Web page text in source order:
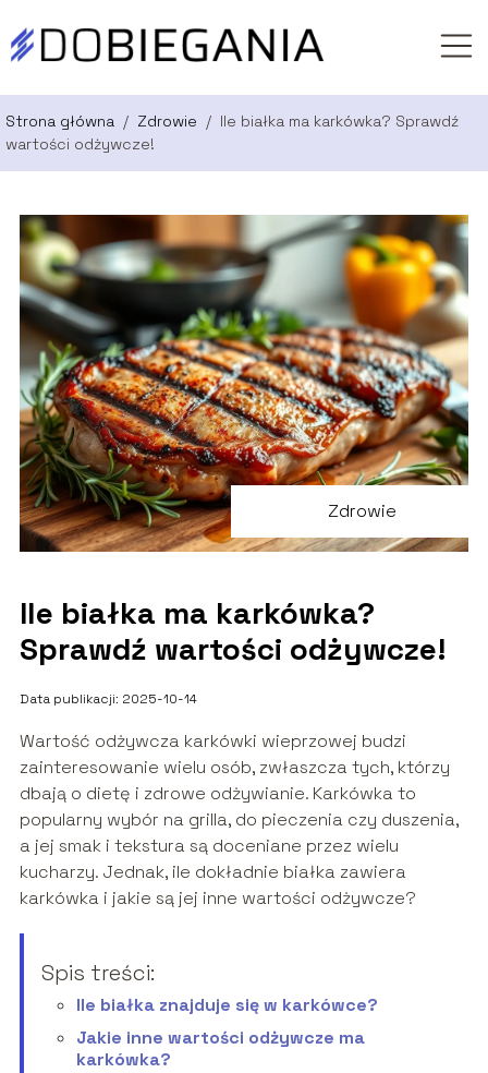
Strona główna / Zdrowie / Ile białka ma karkówka? Sprawdź
wartości odżywcze!
Zdrowie
Ile białka ma karkówka?
Sprawdź wartości odżywcze!
Data publikacji: 2025-10-14
Wartość odżywcza karkówki wieprzowej budzi
zainteresowanie wielu osób, zwłaszcza tych, którzy
dbają o dietę i zdrowe odżywianie. Karkówka to
popularny wybór na grilla, do pieczenia czy duszenia,
a jej smak i tekstura są doceniane przez wielu
kucharzy. Jednak, ile dokładnie białka zawiera
karkówka i jakie są jej inne wartości odżywcze?
Spis treści:
Ile białka znajduje się w karkówce?
Jakie inne wartości odżywcze ma
karkówka?